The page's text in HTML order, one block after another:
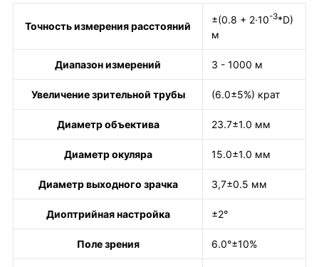
Точность измерения расстояний
±(0.8 + 2·10-3*D)
м
Диапазон измерений 3 - 1000 м
Увеличение зрительной трубы (6.0±5%) крат
Диаметр объектива 23.7±1.0 мм
Диаметр окуляра 15.0±1.0 мм
Диаметр выходного зрачка 3,7±0.5 мм
Диоптрийная настройка ±2°
Поле зрения 6.0°±10%